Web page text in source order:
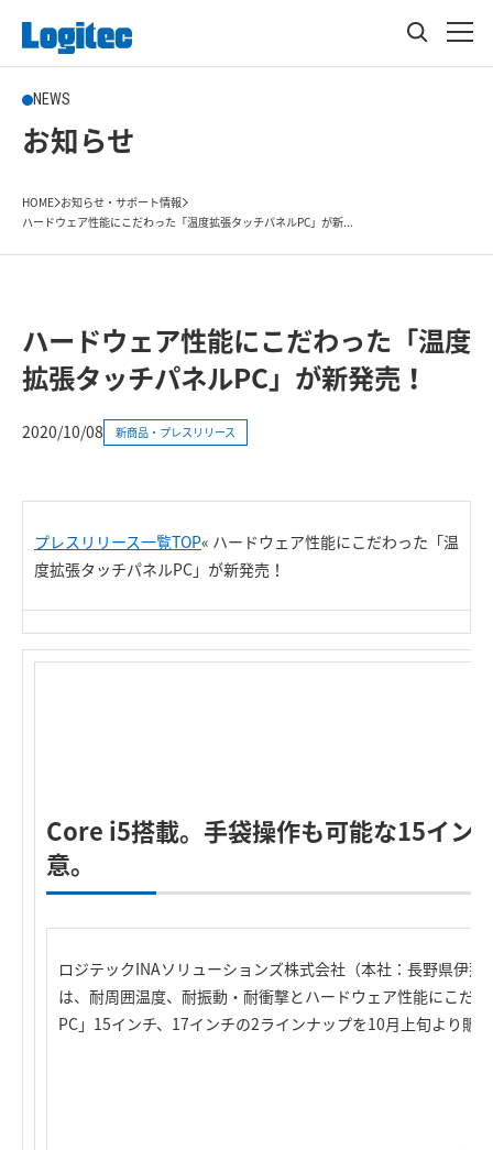
NEWS
お知らせ
HOME お知らせ・サポート情報
ハードウェア性能にこだわった「温度拡張タッチパネルPC」が新...
ハードウェア性能にこだわった「温度
拡張タッチパネルPC」が新発売！
2020/10/08 新商品・プレスリリース
プレスリリース一覧TOP« ハードウェア性能にこだわった「温
度拡張タッチパネルPC」が新発売！
Core i5搭載。手袋操作も可能な15イン
意。
ロジテックINAソリューションズ株式会社（本社：長野県伊
は、耐周囲温度、耐振動・耐衝撃とハードウェア性能にこだ
PC」15インチ、17インチの2ラインナップを10月上旬より販